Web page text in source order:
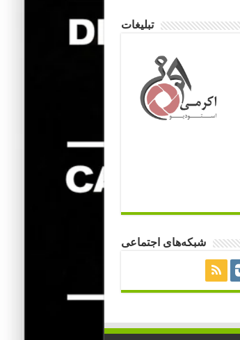
تبلیغات
شبکه‌های اجتماعی